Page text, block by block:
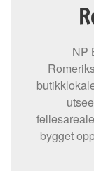
NP
bygget